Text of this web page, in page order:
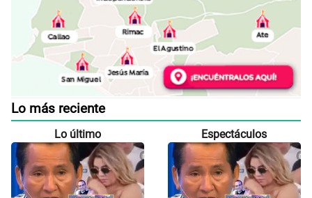
Lo más reciente
Lo último Espectáculos